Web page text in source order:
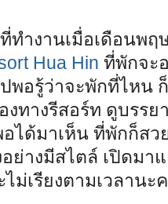
ำงานเมื่อเดือนพฤ
Hua Hin ที่พักจะ
พอรู้ว่าจะพักที่ไหน
งทางรีสอร์ท ดูบรร
ได้มาเห็น ที่พักก็สว
ย่างมีสไตล์ เปิดม
ม่เรียงตามเวลาน